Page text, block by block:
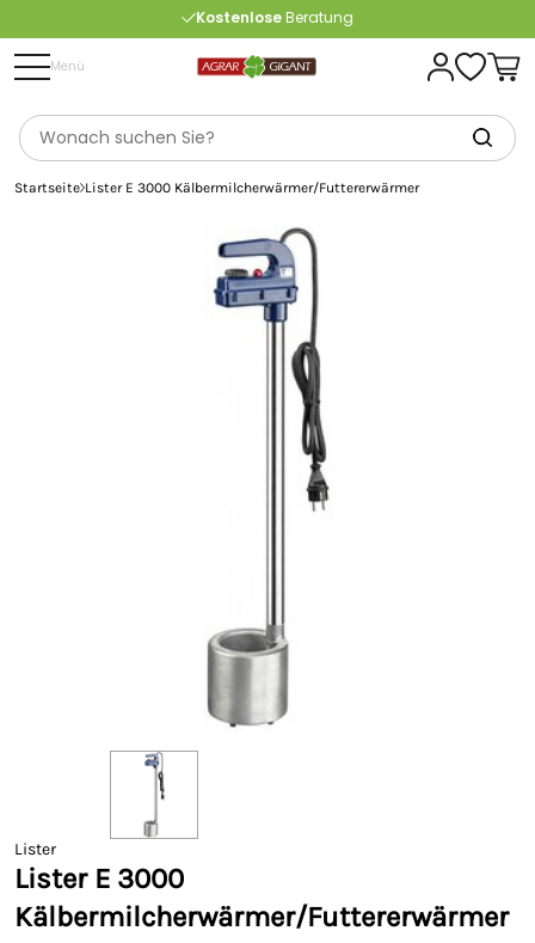
KostenloseBeratung
ab 175 € (in DE) – außer Sperrgut
Menü
Startseite Lister E 3000 Kälbermilcherwärmer/Futtererwärmer
Lister
Lister E 3000
Kälbermilcherwärmer/Futtererwärmer